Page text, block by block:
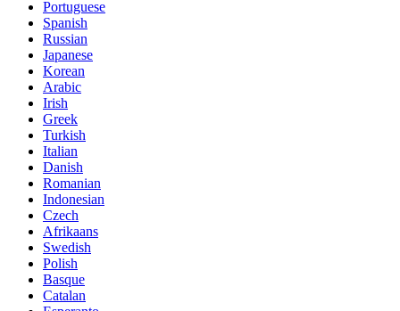
Portuguese
Spanish
Russian
Japanese
Korean
Arabic
Irish
Greek
Turkish
Italian
Danish
Romanian
Indonesian
Czech
Afrikaans
Swedish
Polish
Basque
Catalan